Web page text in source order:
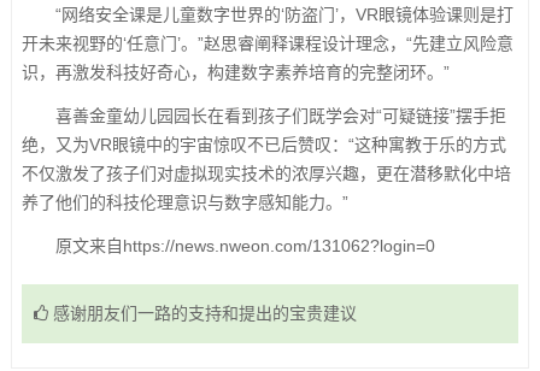
“网络安全课是儿童数字世界的‘防盗门’，VR眼镜体验课则是打
开未来视野的‘任意门’。”赵思睿阐释课程设计理念，“先建立风险意
识，再激发科技好奇心，构建数字素养培育的完整闭环。”
喜善金童幼儿园园长在看到孩子们既学会对“可疑链接”摆手拒
绝，又为VR眼镜中的宇宙惊叹不已后赞叹：“这种寓教于乐的方式
不仅激发了孩子们对虚拟现实技术的浓厚兴趣，更在潜移默化中培
养了他们的科技伦理意识与数字感知能力。”
原文来自https://news.nweon.com/131062?login=0
感谢朋友们一路的支持和提出的宝贵建议